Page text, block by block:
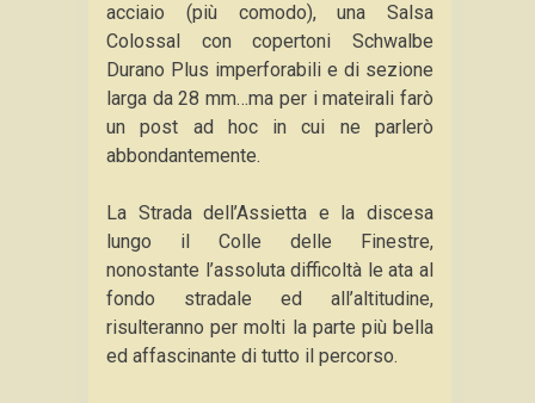
acciaio (più comodo), una Salsa
Colossal con copertoni Schwalbe
Durano Plus imperforabili e di sezione
larga da 28 mm…ma per i mateirali farò
un post ad hoc in cui ne parlerò
abbondantemente.
La Strada dell’Assietta e la discesa
lungo il Colle delle Finestre,
nonostante l’assoluta difficoltà le ata al
fondo stradale ed all’altitudine,
risulteranno per molti la parte più bella
ed affascinante di tutto il percorso.